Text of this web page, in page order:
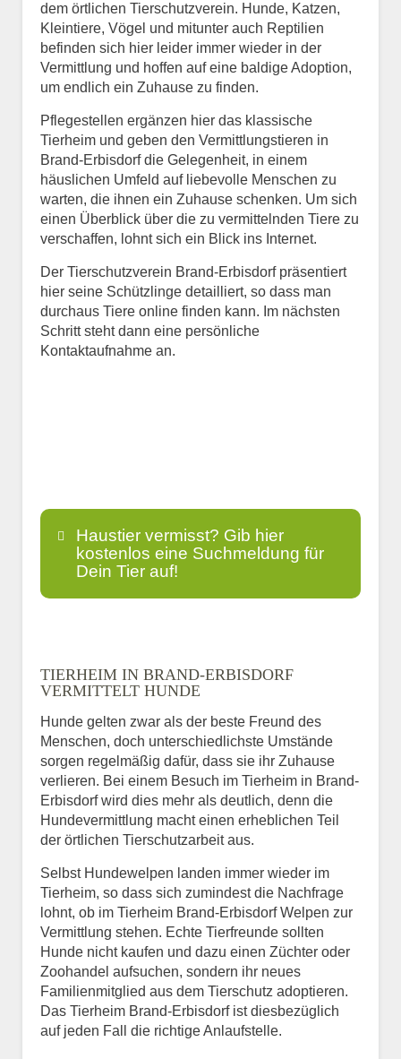
dem örtlichen Tierschutzverein. Hunde, Katzen,
Kleintiere, Vögel und mitunter auch Reptilien
befinden sich hier leider immer wieder in der
Vermittlung und hoffen auf eine baldige Adoption,
um endlich ein Zuhause zu finden.
Pflegestellen ergänzen hier das klassische
Tierheim und geben den Vermittlungstieren in
Brand-Erbisdorf die Gelegenheit, in einem
häuslichen Umfeld auf liebevolle Menschen zu
warten, die ihnen ein Zuhause schenken. Um sich
einen Überblick über die zu vermittelnden Tiere zu
verschaffen, lohnt sich ein Blick ins Internet.
Der Tierschutzverein Brand-Erbisdorf präsentiert
hier seine Schützlinge detailliert, so dass man
durchaus Tiere online finden kann. Im nächsten
Schritt steht dann eine persönliche
Kontaktaufnahme an.
Haustier vermisst? Gib hier
kostenlos eine Suchmeldung für
Dein Tier auf!
E-Mail*
Informationen über das
Tier.
Art des Tiers*
TIERHEIM IN BRAND-ERBISDORF
VERMITTELT HUNDE
Hunde gelten zwar als der beste Freund des
Menschen, doch unterschiedlichste Umstände
sorgen regelmäßig dafür, dass sie ihr Zuhause
verlieren. Bei einem Besuch im Tierheim in Brand-
Erbisdorf wird dies mehr als deutlich, denn die
Hundevermittlung macht einen erheblichen Teil
der örtlichen Tierschutzarbeit aus.
Selbst Hundewelpen landen immer wieder im
Tierheim, so dass sich zumindest die Nachfrage
lohnt, ob im Tierheim Brand-Erbisdorf Welpen zur
Vermittlung stehen. Echte Tierfreunde sollten
Hunde nicht kaufen und dazu einen Züchter oder
Zoohandel aufsuchen, sondern ihr neues
Familienmitglied aus dem Tierschutz adoptieren.
Das Tierheim Brand-Erbisdorf ist diesbezüglich
auf jeden Fall die richtige Anlaufstelle.